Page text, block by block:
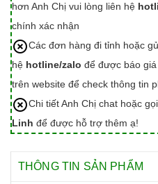
hơn Anh Chị vui lòng liên hệ
chính xác nhận
Các đơn hàng đi tỉnh hoặc
hệ hotline/zalo để được báo
trên website để check thông tin
Chi tiết Anh Chị chat hoặc
Linh để được hỗ trợ thêm ạ!
THÔNG TIN SẢN PHẨM